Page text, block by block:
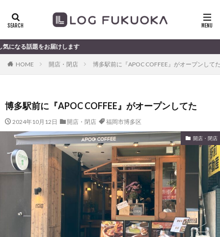
けします
HOME 開店・閉店 博多駅前に『APOC COFFEE』がオープンして
博多駅前に『APOC COFFEE』がオープンしてた
2024年10月12日 開店・閉店 福岡市博多区
開店・閉店